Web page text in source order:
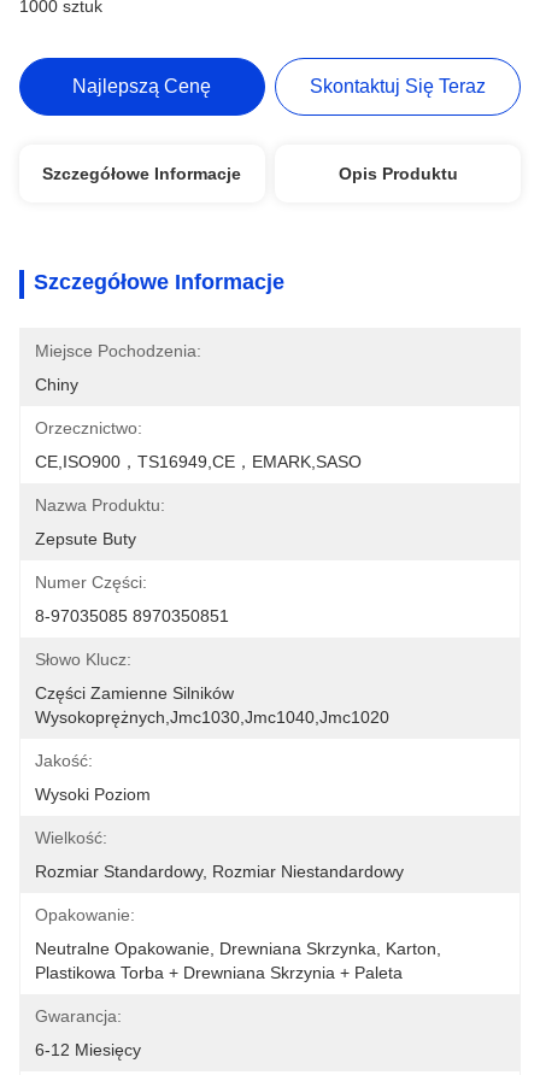
1000 sztuk
Najlepszą Cenę Skontaktuj Się Teraz
Szczegółowe Informacje Opis Produktu
Szczegółowe Informacje
Miejsce Pochodzenia:
Chiny
Orzecznictwo:
CE,ISO900，TS16949,CE，EMARK,SASO
Nazwa Produktu:
Zepsute Buty
Numer Części:
8-97035085 8970350851
Słowo Klucz:
Części Zamienne Silników
Wysokoprężnych,jmc1030,jmc1040,jmc1020
Jakość:
Wysoki Poziom
Wielkość:
Rozmiar Standardowy, Rozmiar Niestandardowy
Opakowanie:
Neutralne Opakowanie, Drewniana Skrzynka, Karton,
Plastikowa Torba + Drewniana Skrzynia + Paleta
Gwarancja:
6-12 Miesięcy